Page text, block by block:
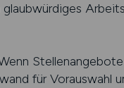
für Vorauswahl